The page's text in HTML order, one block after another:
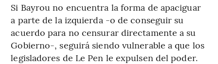
Si Bayrou no encuentra la forma de apaciguar
a parte de la izquierda -o de conseguir su
acuerdo para no censurar directamente a su
Gobierno-, seguirá siendo vulnerable a que los
legisladores de Le Pen le expulsen del poder.